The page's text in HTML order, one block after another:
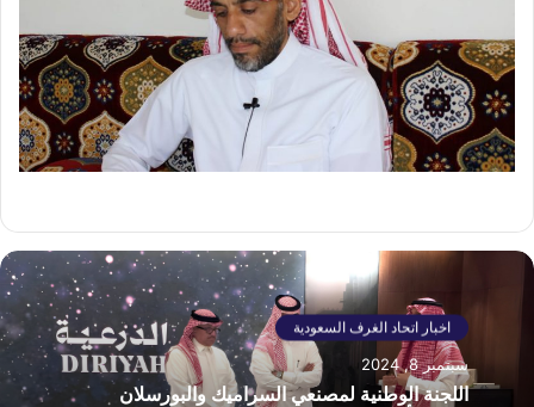
اخبار اتحاد الغرف السعودية
سبتمبر 8, 2024
اللجنة الوطنية لمصنعي السراميك والبورسلان